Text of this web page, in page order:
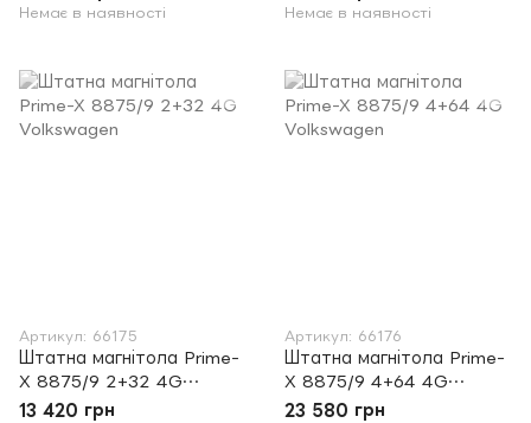
Немає в наявності Немає в наявності
Артикул: 66175
Штатна магнітола Prime-
X 8875/9 2+32 4G
Volkswagen
13 420 грн
Артикул: 66176
Штатна магнітола Prime-
X 8875/9 4+64 4G
Volkswagen
23 580 грн